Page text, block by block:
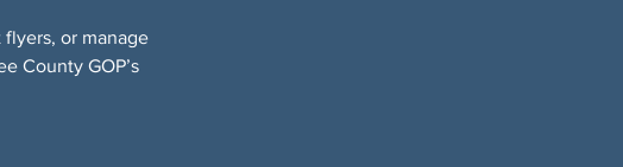
or manage
County GOP’s